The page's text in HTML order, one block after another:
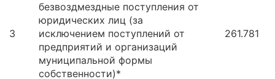
3
безвоздмездные поступления от
юридических лиц (за
исключением поступлений от
предприятий и организаций
муниципальной формы
собственности)*
261.781